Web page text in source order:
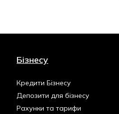
Бізнесу
Кредити Бізнесу
Депозити для бізнесу
Рахунки та тарифи